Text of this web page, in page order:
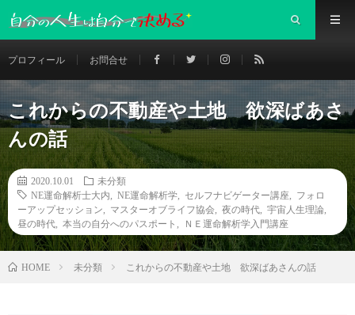
プロフィール お問合せ
これからの不動産や土地 欲深ばあさ
んの話
2020.10.01
未分類
NE運命解析士大内
NE運命解析学 セルフナビゲーター講座
フォロ
ーアップセッション
マスターオブライフ協会 夜の時代 宇宙人生理論
昼の時代
本当の自分へのパスポート ＮＥ運命解析学入門講座
HOME 未分類 これからの不動産や土地 欲深ばあさんの話